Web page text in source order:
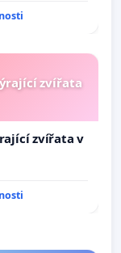
zvířata
zvířata v